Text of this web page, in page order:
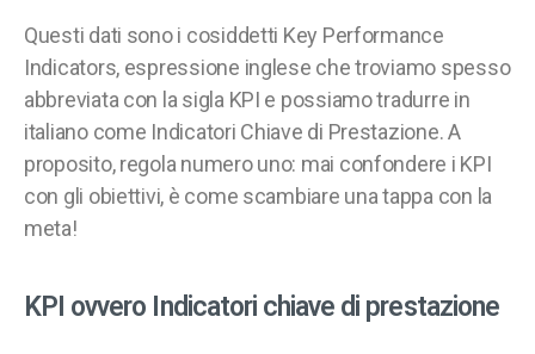
Questi dati sono i cosiddetti Key Performance
Indicators, espressione inglese che troviamo spesso
abbreviata con la sigla KPI e possiamo tradurre in
italiano come Indicatori Chiave di Prestazione. A
proposito, regola numero uno: mai confondere i KPI
con gli obiettivi, è come scambiare una tappa con la
meta!
KPI ovvero Indicatori chiave di prestazione